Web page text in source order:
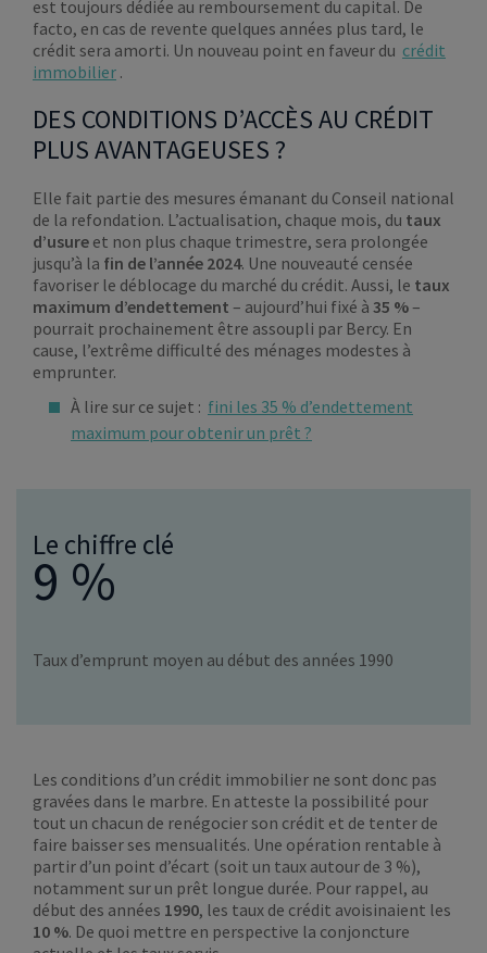
est toujours dédiée au remboursement du capital. De
facto, en cas de revente quelques années plus tard, le
crédit sera amorti. Un nouveau point en faveur du crédit
immobilier .
DES CONDITIONS D’ACCÈS AU CRÉDIT
PLUS AVANTAGEUSES ?
Elle fait partie des mesures émanant du Conseil national
de la refondation. L’actualisation, chaque mois, du taux
d’usure et non plus chaque trimestre, sera prolongée
jusqu’à la fin de l’année 2024. Une nouveauté censée
favoriser le déblocage du marché du crédit. Aussi, le taux
maximum d’endettement – aujourd’hui fixé à 35 %–
pourrait prochainement être assoupli par Bercy. En
cause, l’extrême difficulté des ménages modestes à
emprunter.
À lire sur ce sujet : fini les 35 % d’endettement
maximum pour obtenir un prêt ?
Le chiffre clé
9 %
Taux d’emprunt moyen au début des années 1990
Les conditions d’un crédit immobilier ne sont donc pas
gravées dans le marbre. En atteste la possibilité pour
tout un chacun de renégocier son crédit et de tenter de
faire baisser ses mensualités. Une opération rentable à
partir d’un point d’écart (soit un taux autour de 3 %),
notamment sur un prêt longue durée. Pour rappel, au
début des années 1990, les taux de crédit avoisinaient les
10 %. De quoi mettre en perspective la conjoncture